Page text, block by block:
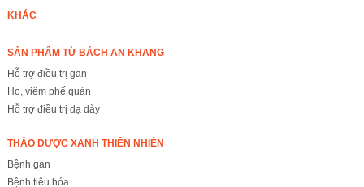
KHÁC
SẢN PHẨM TỪ BÁCH AN KHANG
Hỗ trợ điều trị gan
Ho, viêm phế quản
Hỗ trợ điều trị dạ dày
THẢO DƯỢC XANH THIÊN NHIÊN
Bệnh gan
Bệnh tiêu hóa